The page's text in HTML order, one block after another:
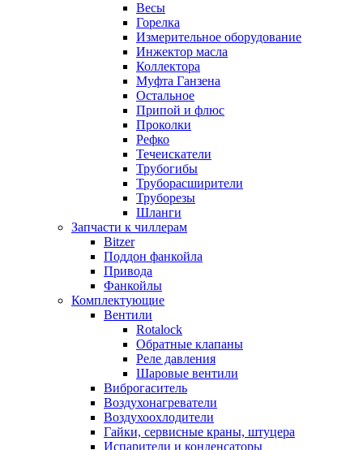
Весы
Горелка
Измерительное оборудование
Инжектор масла
Коллектора
Муфта Ганзена
Остальное
Припой и флюс
Проколки
Рефко
Течеискатели
Трубогибы
Труборасширители
Труборезы
Шланги
Запчасти к чиллерам
Bitzer
Поддон фанкойла
Привода
Фанкойлы
Комплектующие
Вентили
Rotalock
Обратные клапаны
Реле давления
Шаровые вентили
Виброгаситель
Воздухонагреватели
Воздухоохлодители
Гайки, сервисные краны, штуцера
Испарители и конденсаторы